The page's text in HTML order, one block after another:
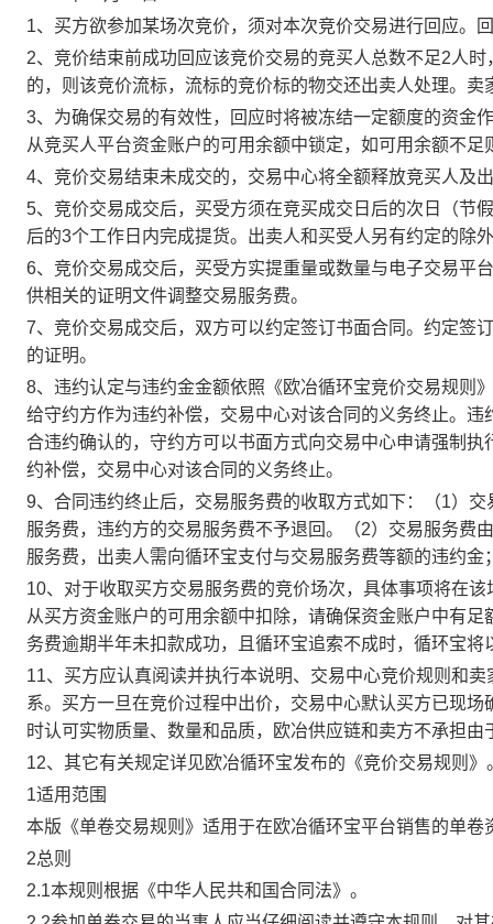
1、买方欲参加某场次竞价，须对本次竞价交易进行回应。
2、竞价结束前成功回应该竞价交易的竞买人总数不足2人
的，则该竞价流标，流标的竞价标的物交还出卖人处理。
3、为确保交易的有效性，回应时将被冻结一定额度的资金
从竞买人平台资金账户的可用余额中锁定，如可用余额不足
4、竞价交易结束未成交的，交易中心将全额释放竞买人及
5、竞价交易成交后，买受方须在竞买成交日后的次日（节
后的3个工作日内完成提货。出卖人和买受人另有约定的除
6、竞价交易成交后，买受方实提重量或数量与电子交易平
供相关的证明文件调整交易服务费。
7、竞价交易成交后，双方可以约定签订书面合同。约定签
的证明。
8、违约认定与违约金金额依照《欧冶循环宝竞价交易规则
给守约方作为违约补偿，交易中心对该合同的义务终止。
合违约确认的，守约方可以书面方式向交易中心申请强制
约补偿，交易中心对该合同的义务终止。
9、合同违约终止后，交易服务费的收取方式如下：（1）
服务费，违约方的交易服务费不予退回。（2）交易服务费
服务费，出卖人需向循环宝支付与交易服务费等额的违约
10、对于收取买方交易服务费的竞价场次，具体事项将在
从买方资金账户的可用余额中扣除，请确保资金账户中有
务费逾期半年未扣款成功，且循环宝追索不成时，循环宝将
11、买方应认真阅读并执行本说明、交易中心竞价规则和
系。买方一旦在竞价过程中出价，交易中心默认买方已现
时认可实物质量、数量和品质，欧冶供应链和卖方不承担由
12、其它有关规定详见欧冶循环宝发布的《竞价交易规则》
1适用范围
本版《单卷交易规则》适用于在欧冶循环宝平台销售的单卷
2总则
2.1本规则根据《中华人民共和国合同法》。